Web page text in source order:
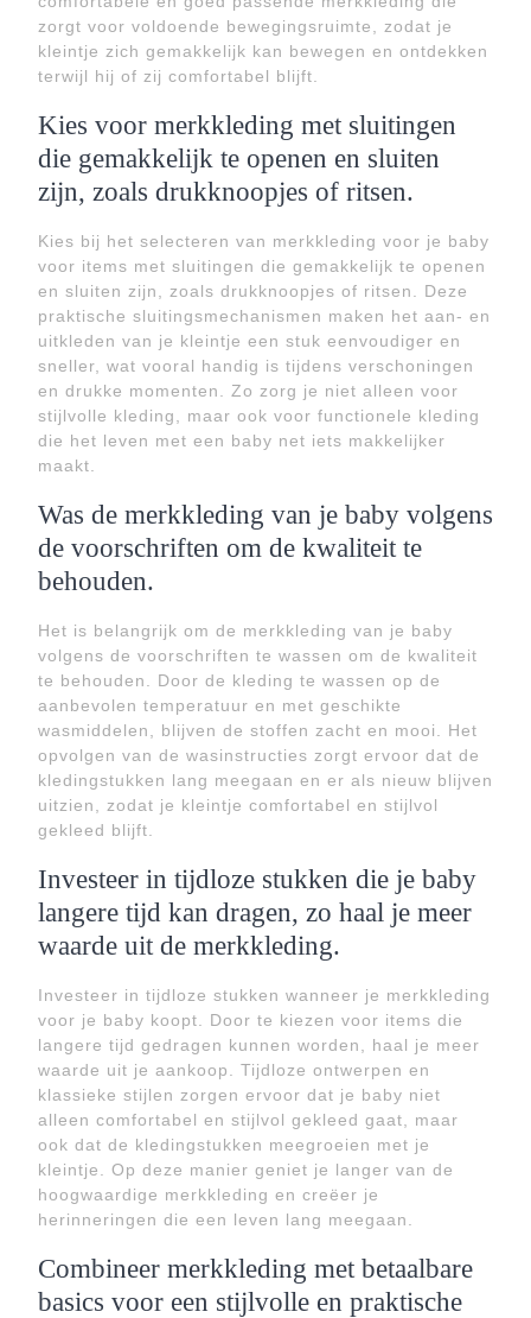
zorgt voor voldoende bewegingsruimte, zodat je
kleintje zich gemakkelijk kan bewegen en ontdekken
terwijl hij of zij comfortabel blijft.
Kies voor merkkleding met sluitingen
die gemakkelijk te openen en sluiten
zijn, zoals drukknoopjes of ritsen.
Kies bij het selecteren van merkkleding voor je baby
voor items met sluitingen die gemakkelijk te openen
en sluiten zijn, zoals drukknoopjes of ritsen. Deze
praktische sluitingsmechanismen maken het aan- en
uitkleden van je kleintje een stuk eenvoudiger en
sneller, wat vooral handig is tijdens verschoningen
en drukke momenten. Zo zorg je niet alleen voor
stijlvolle kleding, maar ook voor functionele kleding
die het leven met een baby net iets makkelijker
maakt.
Was de merkkleding van je baby volgens
de voorschriften om de kwaliteit te
behouden.
Het is belangrijk om de merkkleding van je baby
volgens de voorschriften te wassen om de kwaliteit
te behouden. Door de kleding te wassen op de
aanbevolen temperatuur en met geschikte
wasmiddelen, blijven de stoffen zacht en mooi. Het
opvolgen van de wasinstructies zorgt ervoor dat de
kledingstukken lang meegaan en er als nieuw blijven
uitzien, zodat je kleintje comfortabel en stijlvol
gekleed blijft.
Investeer in tijdloze stukken die je baby
langere tijd kan dragen, zo haal je meer
waarde uit de merkkleding.
Investeer in tijdloze stukken wanneer je merkkleding
voor je baby koopt. Door te kiezen voor items die
langere tijd gedragen kunnen worden, haal je meer
waarde uit je aankoop. Tijdloze ontwerpen en
klassieke stijlen zorgen ervoor dat je baby niet
alleen comfortabel en stijlvol gekleed gaat, maar
ook dat de kledingstukken meegroeien met je
kleintje. Op deze manier geniet je langer van de
hoogwaardige merkkleding en creëer je
herinneringen die een leven lang meegaan.
Combineer merkkleding met betaalbare
basics voor een stijlvolle en praktische